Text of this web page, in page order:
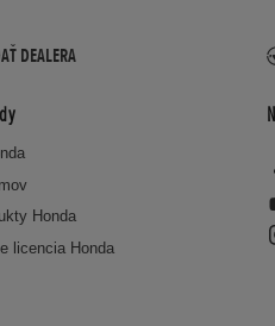
DEALERA
Honda
licencia Honda